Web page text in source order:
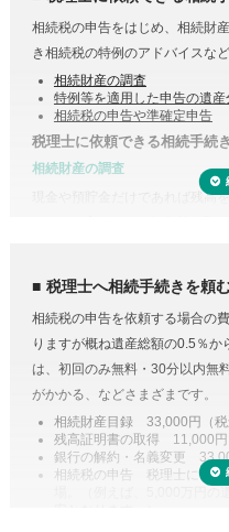
相続税の申告をはじめ、相続財
き相続税の特例のアドバイスなど
相続財産の調査
特例等を適用した申告の遺
相続税の申告や準確定申告
税理士に依頼できる相続手続き
相続財産の調査
現金や預貯金だけであれば残高
また、株式や貴金属、不動産な
とで合わせて収集・管理が可能
手間・無駄が省けます。
例えば、配偶者が取得した正味
定相続分相当額を比較してどち
税理士へ相続手続きを頼
相続税の申告を依頼する場合の
りますが概ね遺産総額の0.5％
は、初回のみ無料・30分以内無
がかかる、などさまざまです。
相続財産目録 33,000円（税
残高証明書の取得 11,000円
銀行の解約・名義変更
相続税の申告 税理士により